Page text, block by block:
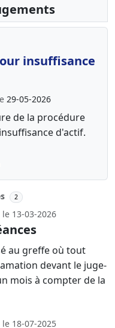
insuffisance
29-05-2026
de la procédure
d'actif.
2
13-03-2026
au greffe où tout
devant le juge-
mois à compter de la
18-07-2025